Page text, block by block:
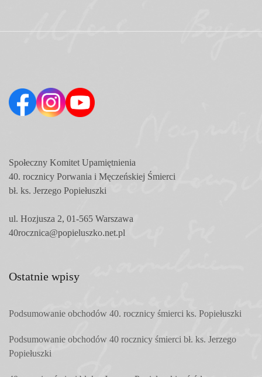
Społeczny Komitet Upamiętnienia
40. rocznicy Porwania i Męczeńskiej Śmierci
bł. ks. Jerzego Popiełuszki
ul. Hozjusza 2, 01-565 Warszawa
40rocznica@popieluszko.net.pl
Ostatnie wpisy
Podsumowanie obchodów 40. rocznicy śmierci ks. Popiełuszki
Podsumowanie obchodów 40 rocznicy śmierci bł. ks. Jerzego
Popiełuszki